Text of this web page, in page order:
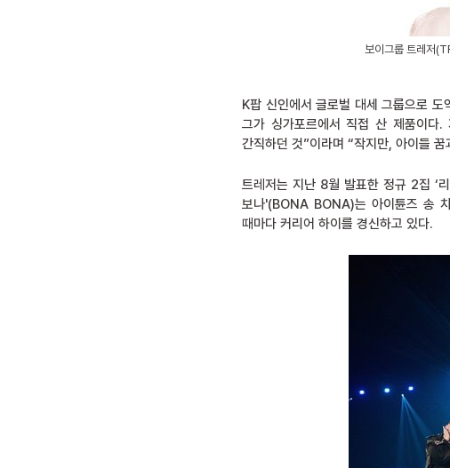
보이그룹 트레저
K팝 신인에서 글로벌 대세 그룹으로
그가 싱가포르에서 직접 산 제품이다
간직하던 것”이라며 “작지만, 아이들
트레저는 지난 8월 발표한 정규 2집 ‘
보나'(BONA BONA)는 아이튠즈 송
때마다 커리어 하이를 경신하고 있다.